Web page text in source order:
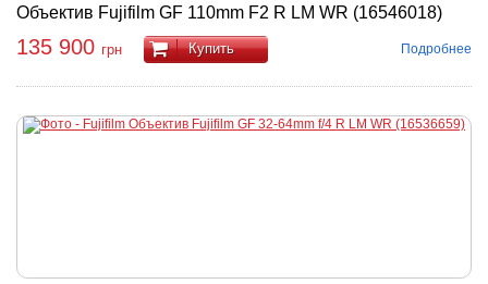
Объектив Fujifilm GF 110mm F2 R LM WR (16546018)
135 900 грн Купить Подробнее